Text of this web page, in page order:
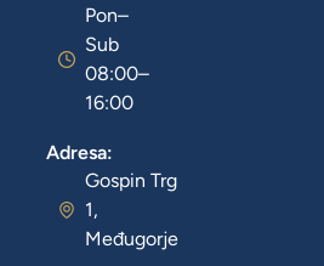
Pon–
Sub
08:00–
16:00
Adresa:
Gospin Trg
1,
Međugorje